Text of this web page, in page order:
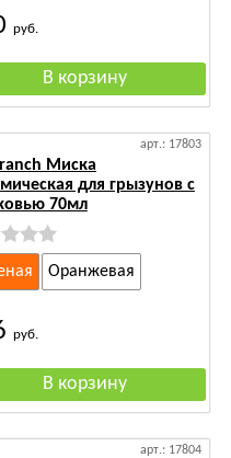
руб.
арт.: 17803
Миска
для грызунов с
70мл
Оранжевая
руб.
арт.: 17804